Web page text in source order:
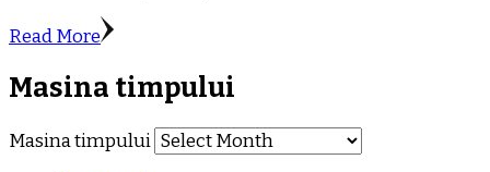
Read More
Masina timpului
Masina timpului